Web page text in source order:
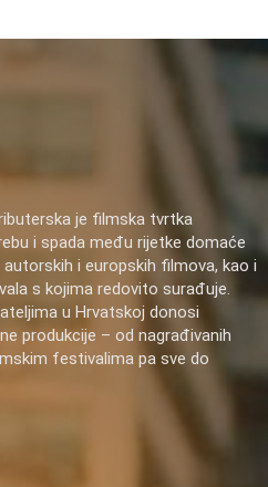
je filmska tvrtka
i spada među rijetke domaće
i europskih filmova, kao i
s kojima redovito surađuje.
u Hrvatskoj donosi
produkcije – od nagrađivanih
festivalima pa sve do